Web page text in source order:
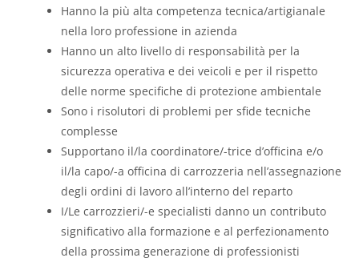
Hanno la più alta competenza tecnica/artigianale
nella loro professione in azienda
Hanno un alto livello di responsabilità per la
sicurezza operativa e dei veicoli e per il rispetto
delle norme specifiche di protezione ambientale
Sono i risolutori di problemi per sfide tecniche
complesse
Supportano il/la coordinatore/-trice d’officina e/o
il/la capo/-a officina di carrozzeria nell’assegnazione
degli ordini di lavoro all’interno del reparto
I/Le carrozzieri/-e specialisti danno un contributo
significativo alla formazione e al perfezionamento
della prossima generazione di professionisti